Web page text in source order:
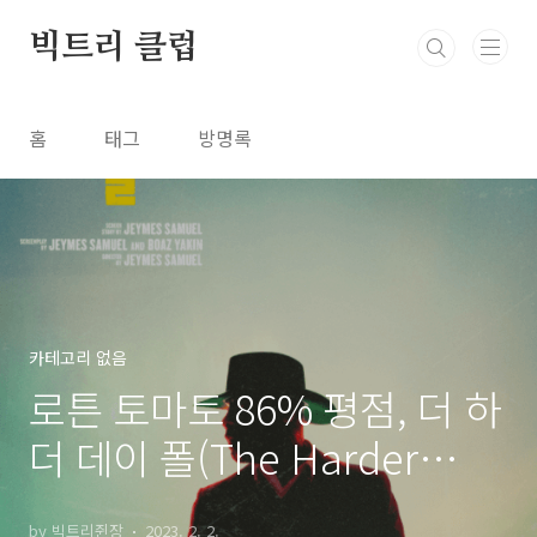
빅트리 클럽
홈 태그 방명록
카테고리 없음
로튼 토마토 86% 평점, 더 하
더 데이 폴(The Harder
They Fall, 2021) 줄거리와
by 빅트리쥔장 2023. 2. 2.